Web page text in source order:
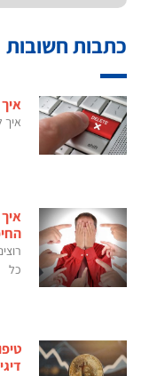
כתבות חשובות
איך
כל